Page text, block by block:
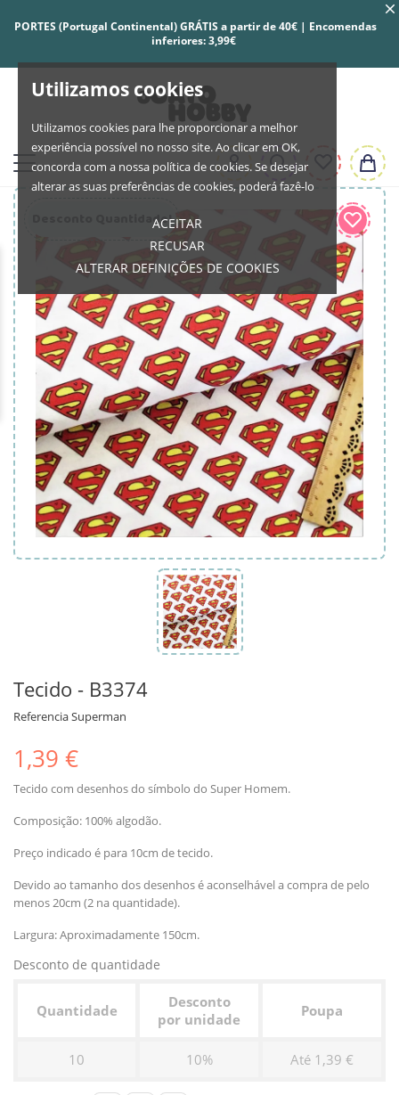
Utilizamos cookies
Utilizamos cookies para lhe proporcionar a melhor
experiência possível no nosso site. Ao clicar em OK,
concorda com a nossa política de cookies. Se desejar
alterar as suas preferências de cookies, poderá fazê-lo
ACEITAR
RECUSAR
ALTERAR DEFINIÇÕES DE COOKIES
PORTES (Portugal Continental) GRÁTIS a partir de 40€ | Encomendas
inferiores: 3,99€
Desconto Quantidade!
Tecido - B3374
ReferenciaSuperman
1,39 €
Tecido com desenhos do símbolo do Super Homem.
Composição: 100% algodão.
Preço indicado é para 10cm de tecido.
Devido ao tamanho dos desenhos é aconselhável a compra de pelo
menos 20cm (2 na quantidade).
Largura: Aproximadamente 150cm.
Desconto de quantidade
Quantidade
Desconto
por unidade
Poupa
10 10% Até 1,39 €